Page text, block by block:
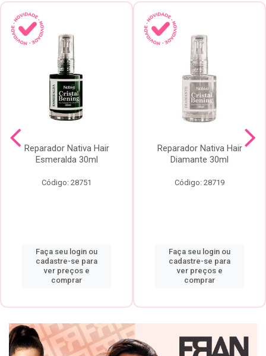
Reparador Nativa Hair
Esmeralda 30ml
Código: 28751
Faça seu login ou
cadastre-se para
ver preços e
comprar
Reparador Nativa Hair
Diamante 30ml
Código: 28719
Faça seu login ou
cadastre-se para
ver preços e
comprar